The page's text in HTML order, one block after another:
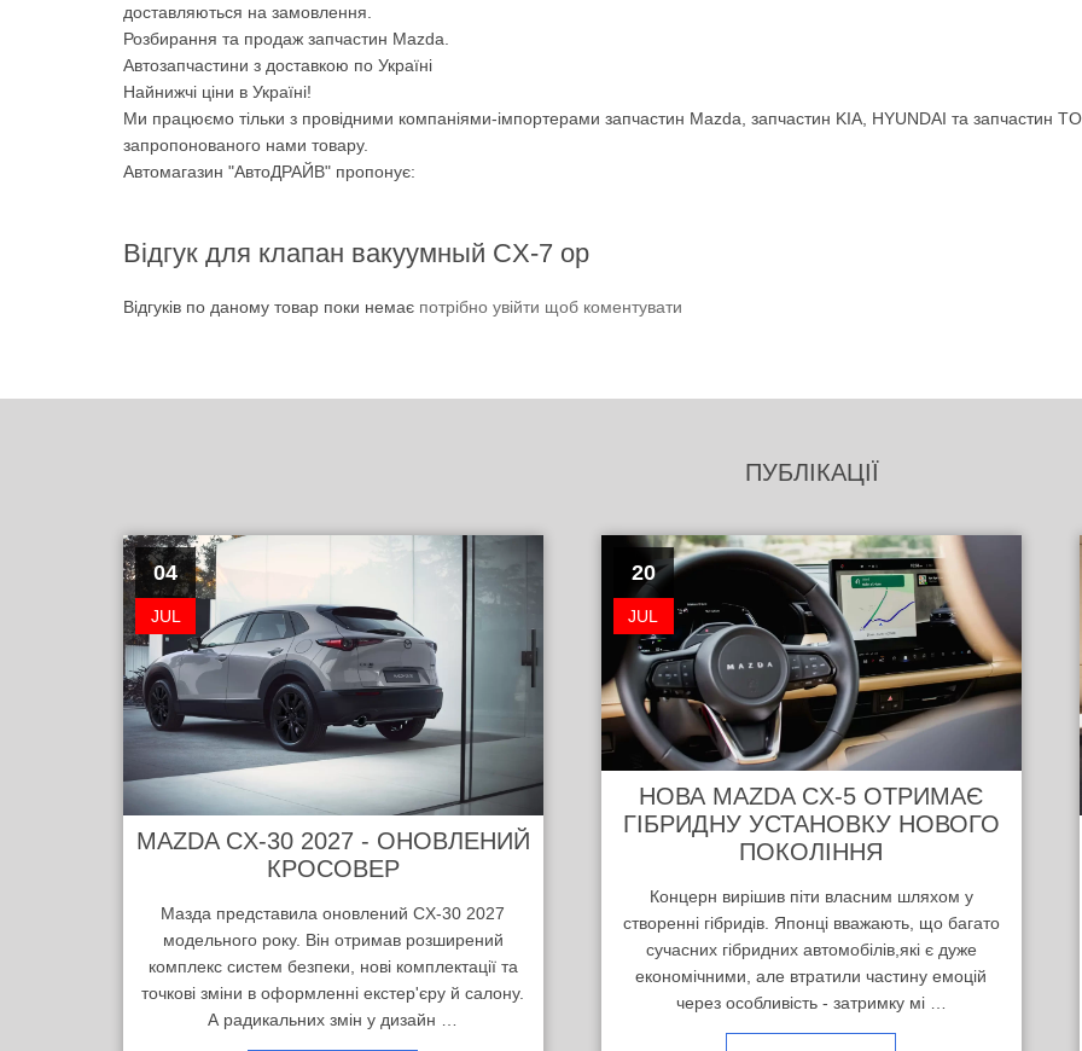
доставляються на замовлення.
Розбирання та продаж запчастин Mazda.
Автозапчастини з доставкою по Україні
Найнижчі ціни в Україні!
Ми працюємо тільки з провідними компаніями-імпортерами запчастин Mazda, запчастин KIA, HYUNDAI та запчастин
запропонованого нами товару.
Автомагазин "АвтоДРАЙВ" пропонує:
Відгук для клапан вакуумный CX-7 ор
Відгуків по даному товар поки немає потрібно увійти щоб коментувати
ПУБЛІКАЦІЇ
04
JUL
MAZDA CX-30 2027 - ОНОВЛЕНИЙ
КРОСОВЕР
Мазда представила оновлений CX-30 2027
модельного року. Він отримав розширений
комплекс систем безпеки, нові комплектації та
точкові зміни в оформленні екстер'єру й салону.
А радикальних змін у дизайн …
20
JUL
НОВА MAZDA CX-5 ОТРИМАЄ
ГІБРИДНУ УСТАНОВКУ НОВОГО
ПОКОЛІННЯ
Концерн вирішив піти власним шляхом у
створенні гібридів. Японці вважають, що багато
сучасних гібридних автомобілів,які є дуже
економічними, але втратили частину емоцій
через особливість - затримку мі …